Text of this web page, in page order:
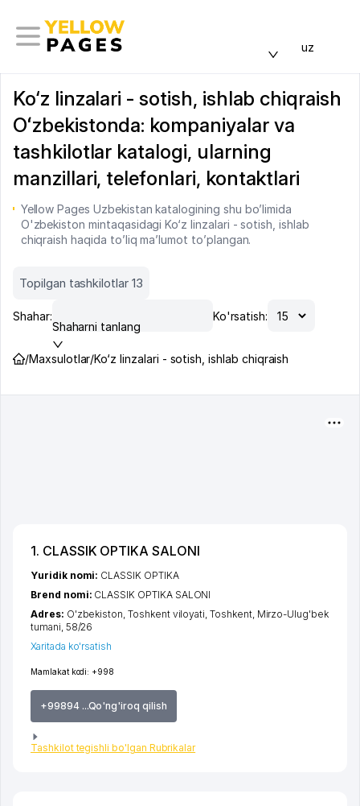
uz
Ko‘z linzalari - sotish, ishlab chiqraish
Oʻzbekistonda: kompaniyalar va
tashkilotlar katalogi, ularning
manzillari, telefonlari, kontaktlari
Yellow Pages Uzbekistan katalogining shu bo’limida
O'zbekiston mintaqasidagi Ko‘z linzalari - sotish, ishlab
chiqraish haqida to’liq ma’lumot to’plangan.
Topilgan tashkilotlar 13
Shahar:
Shaharni tanlang
Ko'rsatish:
/Maxsulotlar/Ko‘z linzalari - sotish, ishlab chiqraish
1. CLASSIK OPTIKA SALONI
Mamlakat kodi: +998
+99894 ...Qo'ng'iroq qilish
Tashkilot tegishli bo'lgan Rubrikalar
Yuridik nomi: CLASSIK OPTIKA
Brend nomi: CLASSIK OPTIKA SALONI
Adres: O'zbekiston,Toshkent viloyati,Toshkent, Mirzo-Ulug'bek
tumani, 58/26
Xaritada ko'rsatish